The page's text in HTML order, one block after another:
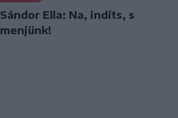
Sándor Ella: Na, indíts, s
menjünk!